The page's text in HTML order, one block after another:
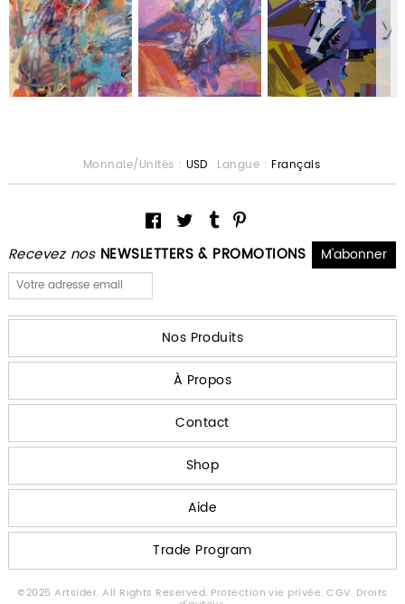
Recevez nos NEWSLETTERS & PROMOTIONS
Monnaie/Unités : USD Langue : Français
Nos Produits
À Propos
Contact
Shop
Aide
Trade Program
©2025 Artsider. All Rights Reserved. Protection vie privée.CGV. Droits